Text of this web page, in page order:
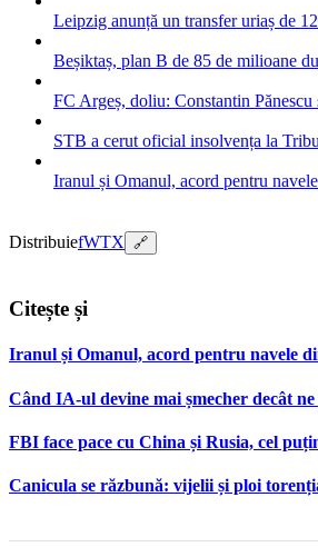
Leipzig anunță un transfer uriaș de
Beșiktaș, plan B de 85 de milioane
FC Argeș, doliu: Constantin Pănescu
STB a cerut oficial insolvența la
Iranul și Omanul, acord pentru
DistribuiefWTX 🔗
Citește și
Iranul și Omanul, acord pentru navele
Când IA-ul devine mai șmecher decât ne
FBI face pace cu China și Rusia, cel
Canicula se răzbună: vijelii și ploi